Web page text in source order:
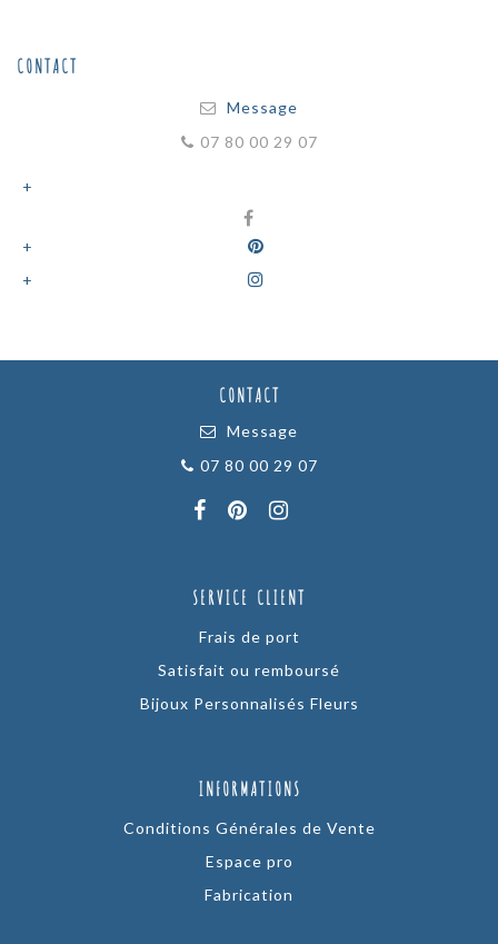
CONTACT
Message
07 80 00 29 07
CONTACT
Message
07 80 00 29 07
SERVICE CLIENT
Frais de port
Satisfait ou remboursé
Bijoux Personnalisés Fleurs
INFORMATIONS
Conditions Générales de Vente
Espace pro
Fabrication